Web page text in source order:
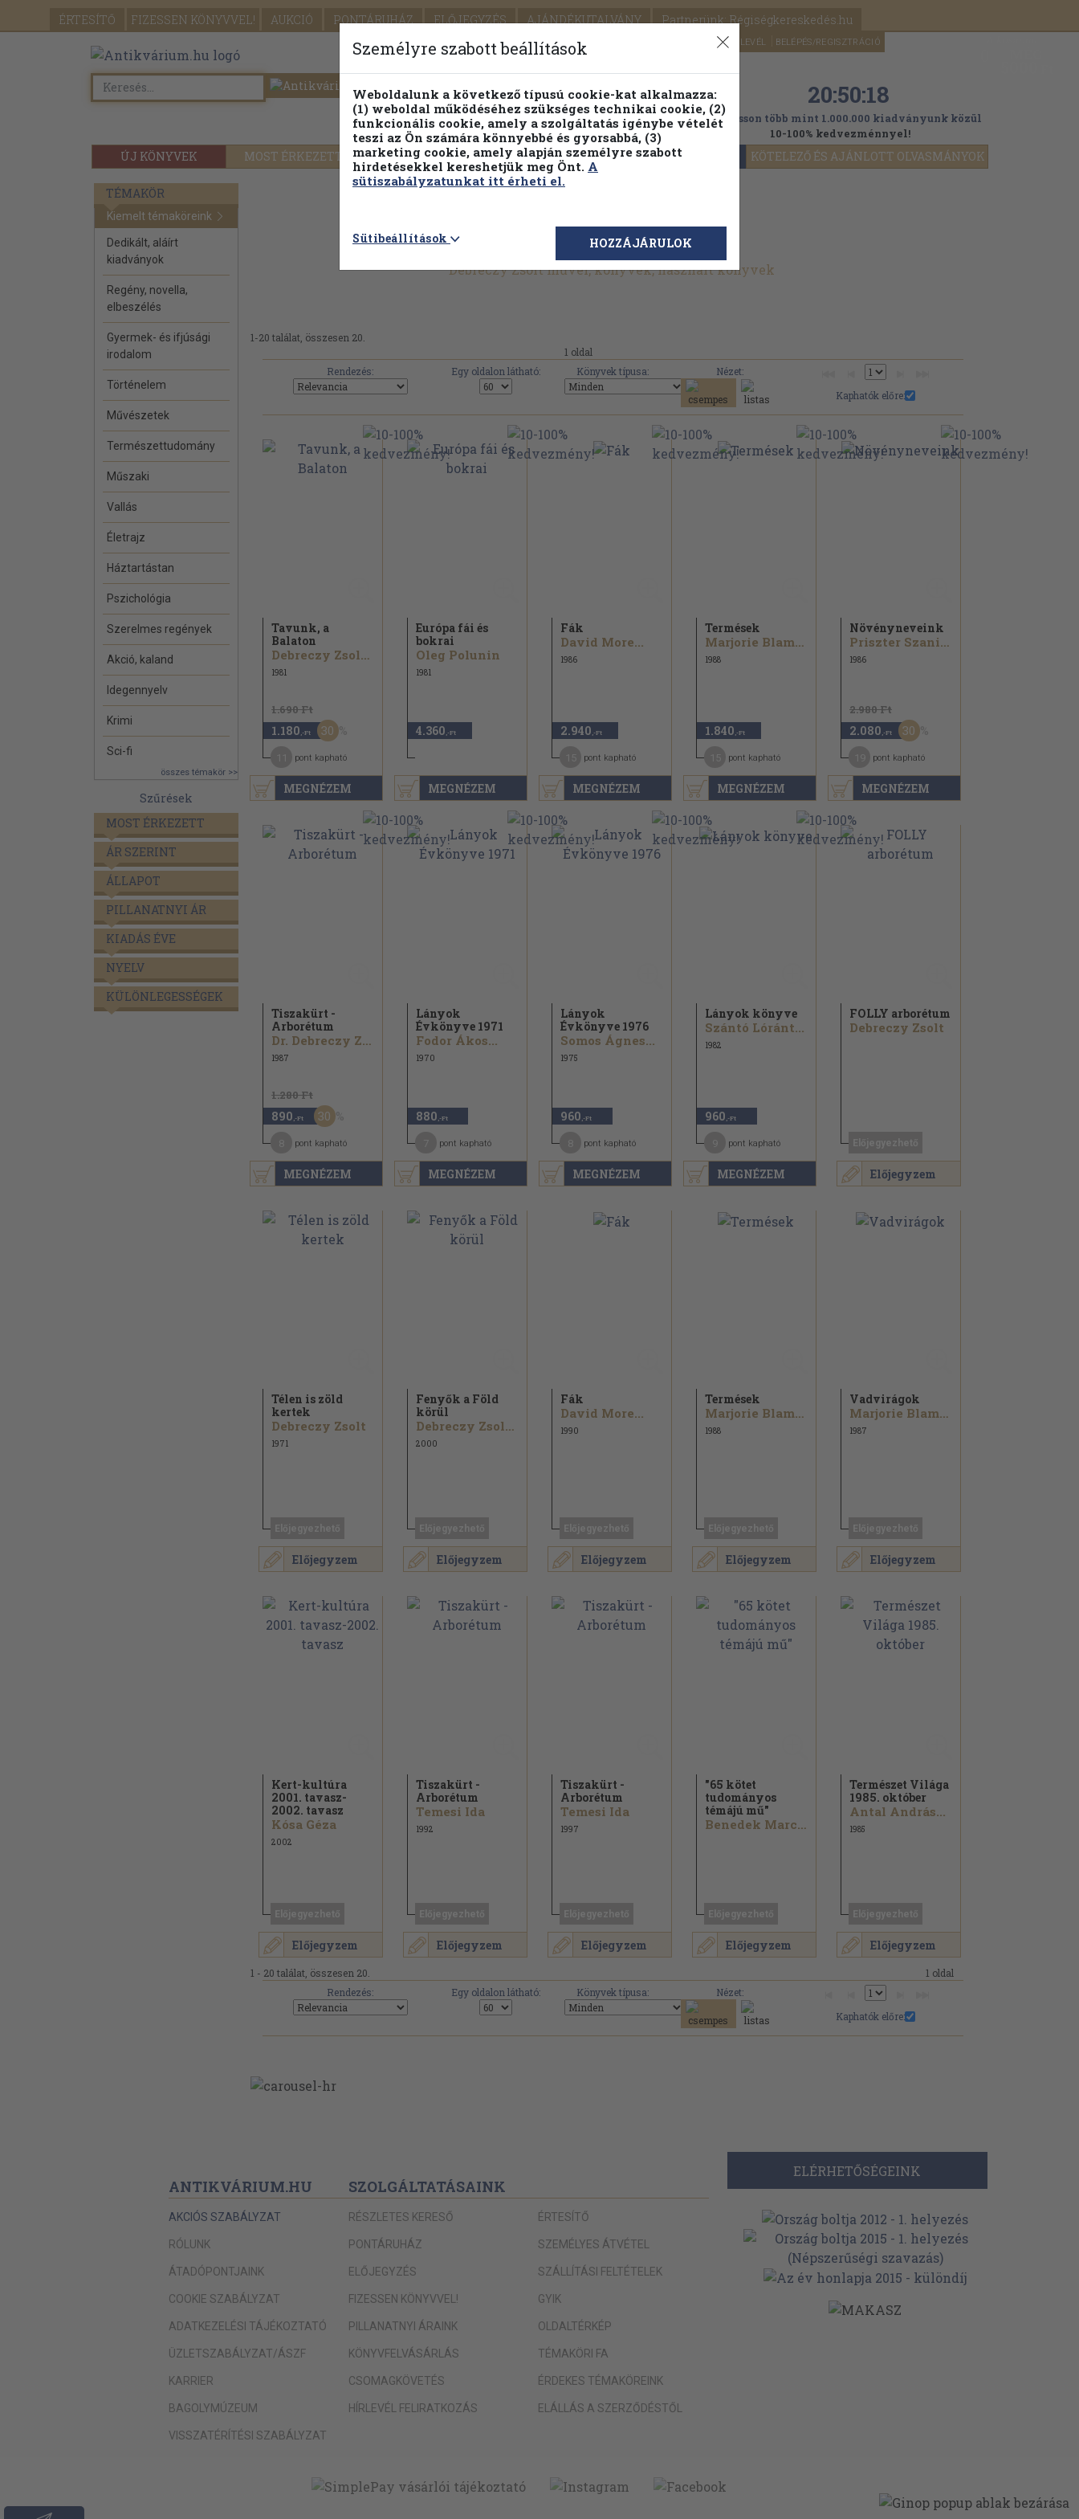
ÉRTESÍTŐ FIZESSEN KÖNYVVEL! AUKCIÓ PONTÁRUHÁZ ELŐJEGYZÉS AJÁNDÉKUTALVÁNY Partnerünk: Régiségkereskedés.hu
SEGÍTSÉG HÍRLEVÉL BELÉPÉS/REGISZTRÁCIÓ
ÚJ KÖNYVEK MOST ÉRKEZETT PILLANATNYI ÁRAINK FENNTARTHATÓ OLVASMÁNYOK KÖTELEZŐ ÉS AJÁNLOTT OLVASMÁNYOK
Részletes kereső Témaköri fa 20:50:16
Válogasson több mint 1.000.000 kiadványunk közül
10-100% kedvezménnyel!
TÉMAKÖR
Kiemelt témaköreink
Dedikált, aláírt
kiadványok
Regény, novella,
elbeszélés
Gyermek- és ifjúsági
irodalom
Történelem
Művészetek
Természettudomány
Műszaki
Vallás
Életrajz
Háztartástan
Pszichológia
Szerelmes regények
Akció, kaland
Idegennyelv
Krimi
Sci-fi
összes témakör >>
Szűrések
MOST ÉRKEZETT
ÁR SZERINT
ÁLLAPOT
PILLANATNYI ÁR
KIADÁS ÉVE
NYELV
KÜLÖNLEGESSÉGEK
Debreczy Zsolt művei, könyvek, használt könyvek
1-20 találat, összesen 20.
1 oldal
Rendezés:
Egy oldalon látható: Könyvek típusa:
Nézet:
Kaphatók előre:
MEGNÉZEM
Tavunk, a
Balaton
Debreczy Zsolt...
1981
1.690 Ft
1.180 ,-Ft 30
pont kapható
MEGNÉZEM
Európa fái és
bokrai
Oleg Polunin
1981
4.360 ,-Ft
MEGNÉZEM
Fák
David More...
1986
2.940 ,-Ft
pont kapható
MEGNÉZEM
Termések
Marjorie Blamey...
1988
1.840 ,-Ft
pont kapható
MEGNÉZEM
Növényneveink
Priszter Szaniszló
1986
2.980 Ft
2.080 ,-Ft 30
pont kapható
MEGNÉZEM
Tiszakürt -
Arborétum
Dr. Debreczy Zsolt
1987
1.280 Ft
890 ,-Ft 30
pont kapható
MEGNÉZEM
Lányok
Évkönyve 1971
Fodor Ákos...
1970
880 ,-Ft
pont kapható
MEGNÉZEM
Lányok
Évkönyve 1976
Somos Ágnes...
1975
960 ,-Ft
pont kapható
MEGNÉZEM
Lányok könyve
Szántó Lóránt...
1982
960 ,-Ft
pont kapható
Előjegyzem
FOLLY arborétum
Debreczy Zsolt
Előjegyzem
Télen is zöld
kertek
Debreczy Zsolt
1971
Előjegyzem
Fenyők a Föld
körül
Debreczy Zsolt...
2000
Előjegyzem
Fák
David More...
1990
Előjegyzem
Termések
Marjorie Blamey...
1988
Előjegyzem
Vadvirágok
Marjorie Blamey...
1987
Előjegyzem
Kert-kultúra
2001. tavasz-
2002. tavasz
Kósa Géza
2002
Előjegyzem
Tiszakürt -
Arborétum
Temesi Ida
1992
Előjegyzem
Tiszakürt -
Arborétum
Temesi Ida
1997
Előjegyzem
"65 kötet
tudományos
témájú mű"
Benedek Marcell...
Előjegyzem
Természet Világa
1985. október
Antal András...
1985
1 - 20 találat, összesen 20.
1 oldal
Rendezés:
Egy oldalon látható: Könyvek típusa:
Nézet:
Kaphatók előre:
ANTIKVÁRIUM.HU
AKCIÓS SZABÁLYZAT
RÓLUNK
ÁTADÓPONTJAINK
COOKIE SZABÁLYZAT
ADATKEZELÉSI TÁJÉKOZTATÓ
ÜZLETSZABÁLYZAT/ÁSZF
KARRIER
BAGOLYMÚZEUM
VISSZATÉRÍTÉSI SZABÁLYZAT
SZOLGÁLTATÁSAINK
RÉSZLETES KERESŐ
PONTÁRUHÁZ
ELŐJEGYZÉS
FIZESSEN KÖNYVVEL!
PILLANATNYI ÁRAINK
KÖNYVFELVÁSÁRLÁS
CSOMAGKÖVETÉS
HÍRLEVÉL FELIRATKOZÁS
ÉRTESÍTŐ
SZEMÉLYES ÁTVÉTEL
SZÁLLÍTÁSI FELTÉTELEK
GYIK
OLDALTÉRKÉP
TÉMAKÖRI FA
ÉRDEKES TÉMAKÖREINK
ELÁLLÁS A SZERZŐDÉSTŐL
ELÉRHETŐSÉGEINK
Személyre szabott beállítások
Weboldalunk a következő típusú cookie-kat alkalmazza:
(1) weboldal működéséhez szükséges technikai cookie, (2)
funkcionális cookie, amely a szolgáltatás igénybe vételét
teszi az Ön számára könnyebbé és gyorsabbá, (3)
marketing cookie, amely alapján személyre szabott
hirdetésekkel kereshetjük meg Önt. A
sütiszabályzatunkat itt érheti el.
Sütibeállítások HOZZÁJÁRULOK